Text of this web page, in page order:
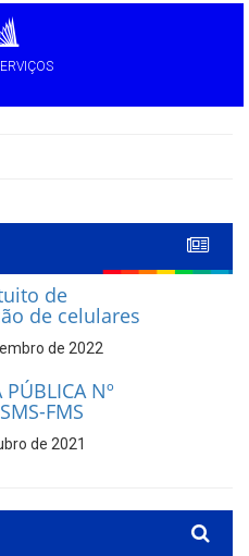
de
de celulares
de 2022
Nº
FMS
de 2021